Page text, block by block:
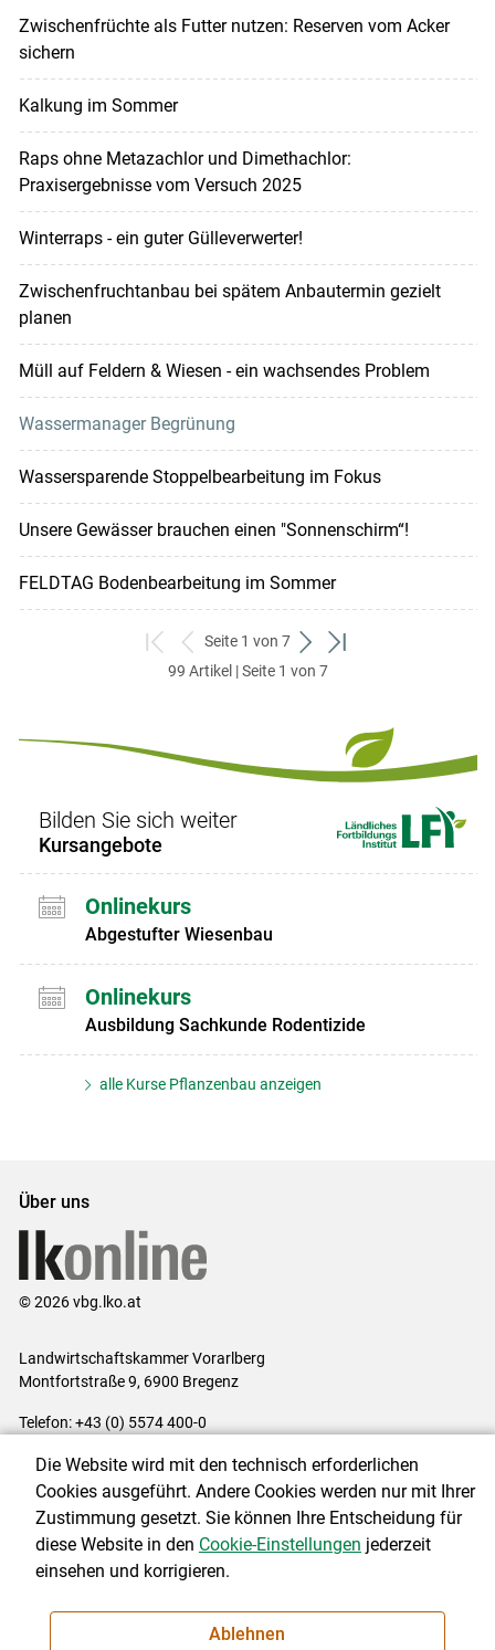
Zwischenfrüchte als Futter nutzen: Reserven vom Acker
sichern
Kalkung im Sommer
Raps ohne Metazachlor und Dimethachlor:
Praxisergebnisse vom Versuch 2025
Winterraps - ein guter Gülleverwerter!
Zwischenfruchtanbau bei spätem Anbautermin gezielt
planen
Müll auf Feldern & Wiesen - ein wachsendes Problem
Wassermanager Begrünung
Wassersparende Stoppelbearbeitung im Fokus
Unsere Gewässer brauchen einen "Sonnenschirm“!
FELDTAG Bodenbearbeitung im Sommer
zum
ersten
zurück
zum
Seite 1 von 7
weiter
zum
zum
99 Artikel | Seite 1 von 7
Bilden Sie sich weiter
Kursangebote
Onlinekurs
Abgestufter Wiesenbau
Onlinekurs
Ausbildung Sachkunde Rodentizide
alle Kurse Pflanzenbau anzeigen
Über uns
© 2026 vbg.lko.at
Landwirtschaftskammer Vorarlberg
Montfortstraße 9, 6900 Bregenz
Telefon: +43 (0) 5574 400-0
Impressum|Kontakt|Datenschutzerklärung|Barrierefreiheit|
Cookie-Einstellungen
NEWSLETTER
Die Website wird mit den technisch erforderlichen
Cookies ausgeführt. Andere Cookies werden nur mit Ihrer
Zustimmung gesetzt. Sie können Ihre Entscheidung für
diese Website in den Cookie-Einstellungen jederzeit
einsehen und korrigieren.
Ablehnen